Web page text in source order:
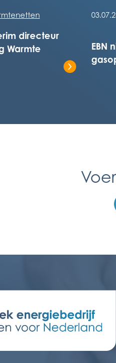
directeur
Warmte
Lees
EBN